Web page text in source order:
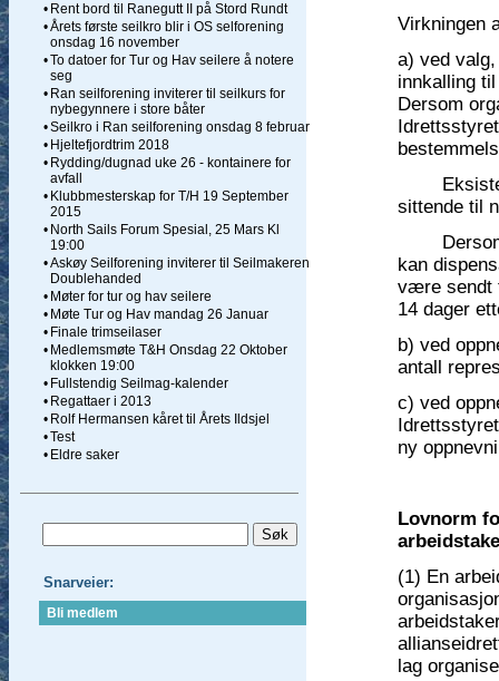
• Rent bord til Ranegutt II på Stord Rundt
•Årets første seilkro blir i OS selforening
onsdag 16 november
•To datoer for Tur og Hav seilere å notere
seg
• Ran seilforening inviterer til seilkurs for
nybegynnere i store båter
•Seilkro i Ran seilforening onsdag 8 februar
• Hjeltefjordtrim 2018
• Rydding/dugnad uke 26 - kontainere for
avfall
• Klubbmesterskap for T/H 19 September
2015
• North Sails Forum Spesial, 25 Mars Kl
19:00
•Askøy Seilforening inviterer til Seilmakeren
Doublehanded
• Møter for tur og hav seilere
• Møte Tur og Hav mandag 26 Januar
• Finale trimseilaser
• Medlemsmøte T&H Onsdag 22 Oktober
klokken 19:00
• Fullstendig Seilmag-kalender
• Regattaer i 2013
• Rolf Hermansen kåret til Årets Ildsjel
•Test
• Eldre saker
Snarveier:
Bli medlem
Virkningen
a) ved
innkalling
Dersom
sittende til
Dersom
kan
være sendt
14 dager
b) ved
antall
c) ved
ny
Lovnorm
(1) En
lag